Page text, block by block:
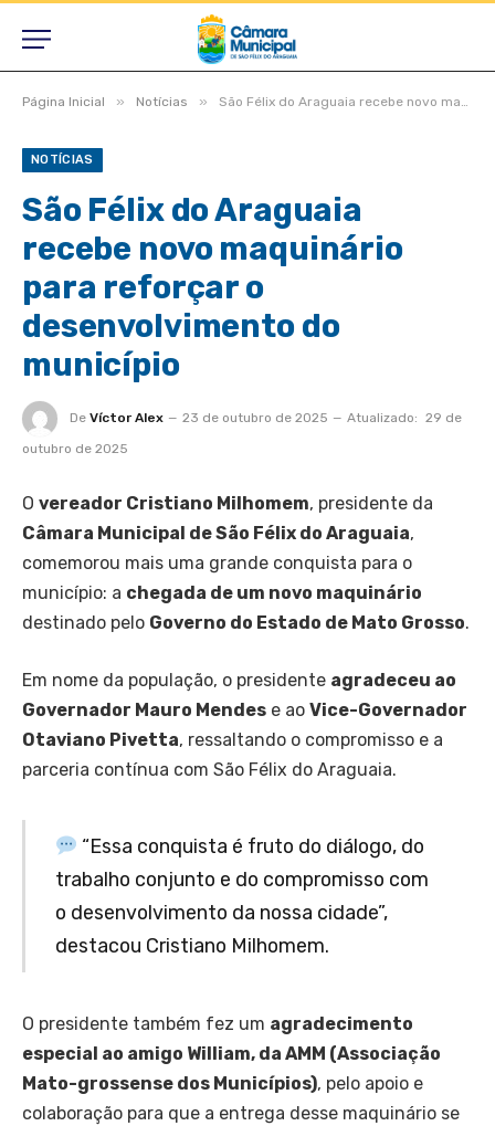
Página Inicial » Notícias » São Félix do Araguaia recebe novo maquinário para reforçar o desenvolvimento do município
NOTÍCIAS
São Félix do Araguaia
recebe novo maquinário
para reforçar o
desenvolvimento do
município
De Víctor Alex 23 de outubro de 2025 Atualizado: 29 de
outubro de 2025
O vereador Cristiano Milhomem, presidente da
Câmara Municipal de São Félix do Araguaia,
comemorou mais uma grande conquista para o
município: a chegada de um novo maquinário
destinado pelo Governo do Estado de Mato Grosso.
Em nome da população, o presidente agradeceu ao
Governador Mauro Mendes e ao Vice-Governador
Otaviano Pivetta, ressaltando o compromisso e a
parceria contínua com São Félix do Araguaia.
“Essa conquista é fruto do diálogo, do
trabalho conjunto e do compromisso com
o desenvolvimento da nossa cidade”,
destacou Cristiano Milhomem.
O presidente também fez um agradecimento
especial ao amigo William, da AMM (Associação
Mato-grossense dos Municípios), pelo apoio e
colaboração para que a entrega desse maquinário se